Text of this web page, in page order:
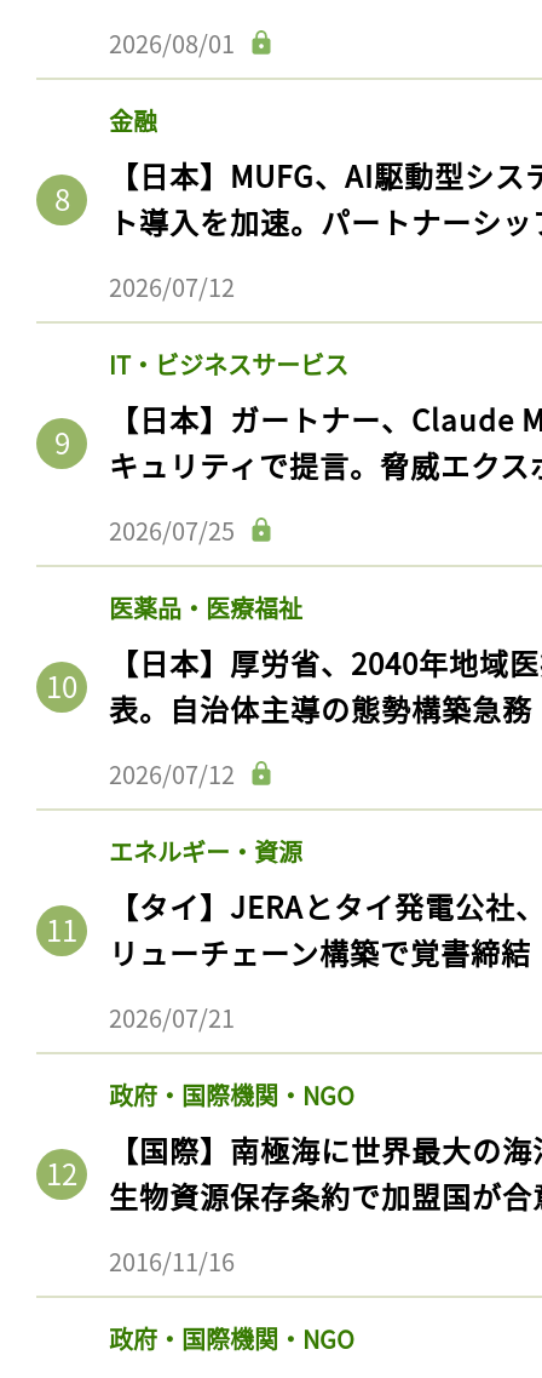
2026/08/01
金融
【日本】MUFG、AI駆動型シ
ト導入を加速。パートナーシ
2026/07/12
IT・ビジネスサービス
【日本】ガートナー、Claude
キュリティで提言。脅威エク
2026/07/25
医薬品・医療福祉
【日本】厚労省、2040年地域
表。自治体主導の態勢構築急務
2026/07/12
エネルギー・資源
【タイ】JERAとタイ発電公社
リューチェーン構築で覚書締結
2026/07/21
政府・国際機関・NGO
【国際】南極海に世界最大の
生物資源保存条約で加盟国が合
2016/11/16
政府・国際機関・NGO